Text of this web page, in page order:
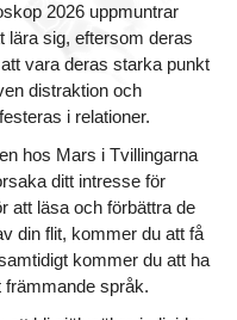
2026 uppmuntrar
lära sig, eftersom deras
vara deras starka punkt
distraktion och
i relationer.
hos Mars i Tvillingarna
ditt intresse för
att läsa och förbättra de
din flit, kommer du att få
kommer du att ha
främmande språk.